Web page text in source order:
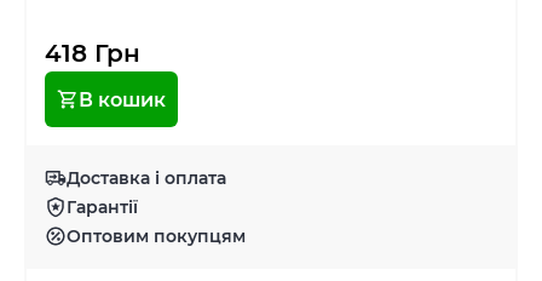
418 Грн
В кошик
Доставка і оплата
Гарантії
Оптовим покупцям